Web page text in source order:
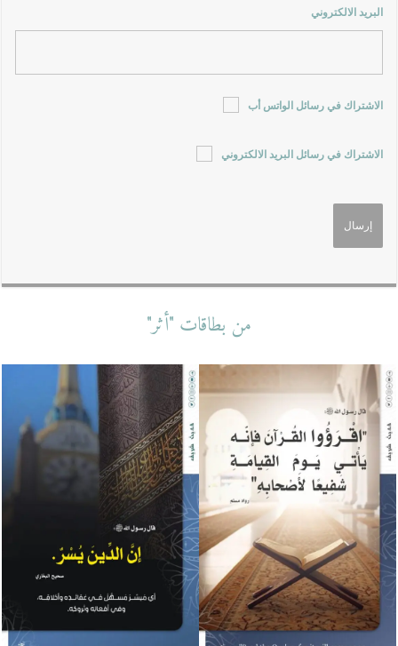
البريد الالكتروني
الاشتراك في رسائل الواتس أب
الاشتراك في رسائل البريد الالكتروني
من بطاقات "أثر"